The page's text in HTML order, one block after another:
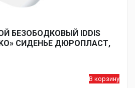
БЕЗОБОДКОВЫЙ IDDIS
СИДЕНЬЕ ДЮРОПЛАСТ,
В корзину